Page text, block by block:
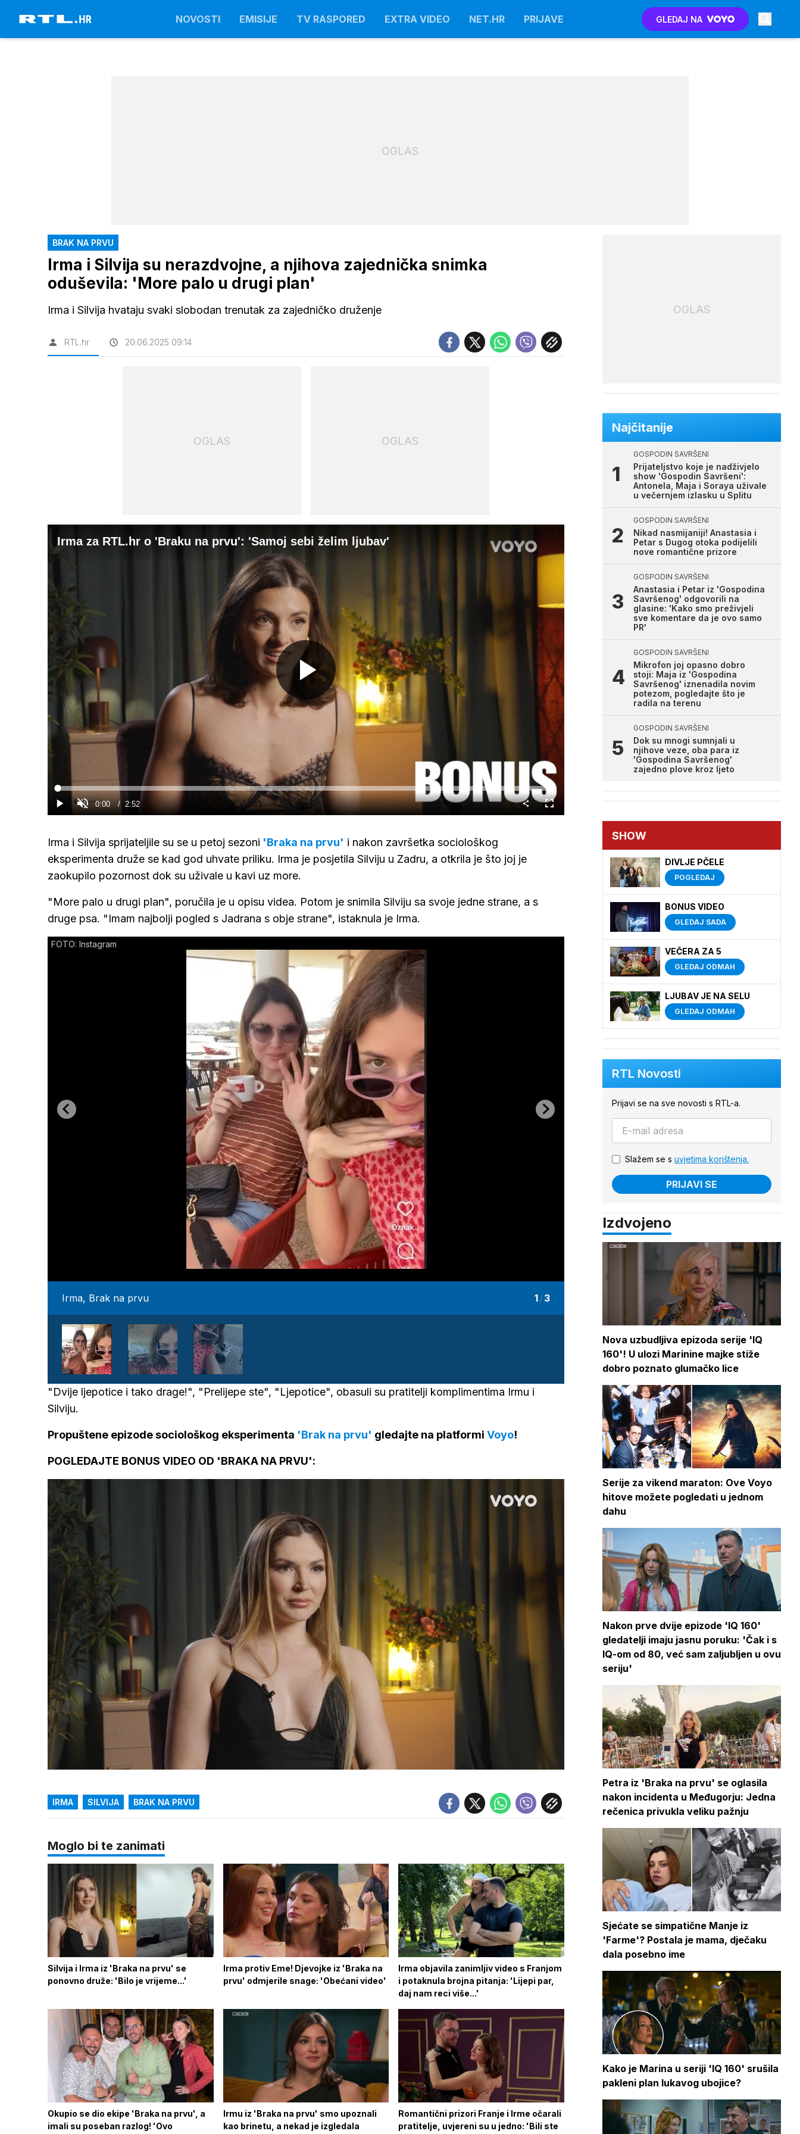
NOVOSTI EMISIJE TV RASPORED EXTRA VIDEO NET.HR PRIJAVE GLEDAJ NA
OGLAS
BRAK NA PRVU
Irma i Silvija su nerazdvojne, a njihova zajednička snimka
oduševila: 'More palo u drugi plan'
Irma i Silvija hvataju svaki slobodan trenutak za zajedničko druženje
RTL.hr 20.06.2025 09:14
OGLAS OGLAS
Irma za RTL.hr o 'Braku na prvu': 'Samoj sebi želim ljubav'
Gledaj
GledajUpali
zvuk
Current
0:00 / Duration
2:52
Loaded:
0%
Cijeli
zaslon
Irma i Silvija sprijateljile su se u petoj sezoni 'Braka na prvu' i nakon završetka sociološkog
eksperimenta druže se kad god uhvate priliku. Irma je posjetila Silviju u Zadru, a otkrila je što joj je
zaokupilo pozornost dok su uživale u kavi uz more.
"More palo u drugi plan", poručila je u opisu videa. Potom je snimila Silviju sa svoje jedne strane, a s
druge psa. "Imam najbolji pogled s Jadrana s obje strane", istaknula je Irma.
FOTO: Instagram
Irma, Brak na prvu 1/ 3
"Dvije ljepotice i tako drage!", "Prelijepe ste", "Ljepotice", obasuli su pratitelji komplimentima Irmu i
Silviju.
Propuštene epizode sociološkog eksperimenta 'Brak na prvu' gledajte na platformi Voyo!
POGLEDAJTE BONUS VIDEO OD 'BRAKA NA PRVU':
zvuk
IRMA SILVIJA BRAK NA PRVU
Moglo bi te zanimati
Silvija i Irma iz 'Braka na prvu' se
ponovno druže: 'Bilo je vrijeme...'
Irma protiv Eme! Djevojke iz 'Braka na
prvu' odmjerile snage: 'Obećani video'
Irma objavila zanimljiv video s Franjom
i potaknula brojna pitanja: 'Lijepi par,
daj nam reci više...'
Okupio se dio ekipe 'Braka na prvu', a
imali su poseban razlog! 'Ovo
Irmu iz 'Braka na prvu' smo upoznali
kao brinetu, a nekad je izgledala
Romantični prizori Franje i Irme očarali
pratitelje, uvjereni su u jedno: 'Bili ste
OGLAS
Najčitanije
GOSPODIN SAVRŠENI
Prijateljstvo koje je nadživjelo
show 'Gospodin Savršeni':
Antonela, Maja i Soraya uživale
u večernjem izlasku u Splitu
GOSPODIN SAVRŠENI
Nikad nasmijaniji! Anastasia i
Petar s Dugog otoka podijelili
nove romantične prizore
GOSPODIN SAVRŠENI
Anastasia i Petar iz 'Gospodina
Savršenog' odgovorili na
glasine: 'Kako smo preživjeli
sve komentare da je ovo samo
PR'
GOSPODIN SAVRŠENI
Mikrofon joj opasno dobro
stoji: Maja iz 'Gospodina
Savršenog' iznenadila novim
potezom, pogledajte što je
radila na terenu
GOSPODIN SAVRŠENI
Dok su mnogi sumnjali u
njihove veze, oba para iz
'Gospodina Savršenog'
zajedno plove kroz ljeto
SHOW
DIVLJE PČELE
POGLEDAJ
BONUS VIDEO
GLEDAJ SADA
VEČERA ZA 5
GLEDAJ ODMAH
LJUBAV JE NA SELU
GLEDAJ ODMAH
RTL Novosti
Prijavi se na sve novosti s RTL-a.
Slažem se s uvjetima korištenja.
PRIJAVI SE
Izdvojeno
Nova uzbudljiva epizoda serije 'IQ
160'! U ulozi Marinine majke stiže
dobro poznato glumačko lice
Serije za vikend maraton: Ove Voyo
hitove možete pogledati u jednom
dahu
Nakon prve dvije epizode 'IQ 160'
gledatelji imaju jasnu poruku: 'Čak i s
IQ-om od 80, već sam zaljubljen u ovu
seriju'
Petra iz 'Braka na prvu' se oglasila
nakon incidenta u Međugorju: Jedna
rečenica privukla veliku pažnju
Sjećate se simpatične Manje iz
'Farme'? Postala je mama, dječaku
dala posebno ime
Kako je Marina u seriji 'IQ 160' srušila
pakleni plan lukavog ubojice?